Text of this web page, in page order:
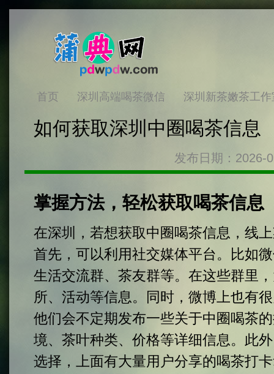
首页 深圳高端喝茶微信 深圳新茶嫩茶工
如何获取深圳中圈喝茶信息
发布日期：
掌握方法，轻松获取喝茶信息
在深圳，若想获取中圈喝茶信息，线
首先，可以利用社交媒体平台。比如
生活交流群、茶友群等。在这些群里
所、活动等信息。同时，微博上也有
他们会不定期发布一些关于中圈喝茶
境、茶叶种类、价格等详细信息。此
选择，上面有大量用户分享的喝茶打